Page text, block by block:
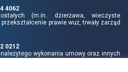
4062
(m.in.. dzierżawa, wieczyste
prawie wuż, trwały zarząd
0212
wykonania umowy oraz innych